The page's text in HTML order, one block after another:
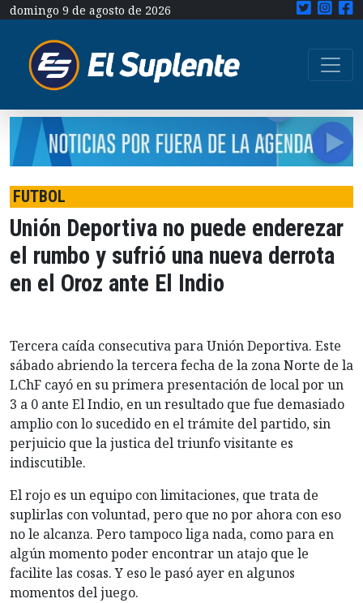
domingo 9 de agosto de 2026
FUTBOL
Unión Deportiva no puede enderezar
el rumbo y sufrió una nueva derrota
en el Oroz ante El Indio
Tercera caída consecutiva para Unión Deportiva. Este
sábado abriendo la tercera fecha de la zona Norte de la
LChF cayó en su primera presentación de local por un
3 a 0 ante El Indio, en un resultado que fue demasiado
amplio con lo sucedido en el trámite del partido, sin
perjuicio que la justica del triunfo visitante es
indiscutible.
El rojo es un equipo con limitaciones, que trata de
suplirlas con voluntad, pero que no por ahora con eso
no le alcanza. Pero tampoco liga nada, como para en
algún momento poder encontrar un atajo que le
facilite las cosas. Y eso le pasó ayer en algunos
momentos del juego.